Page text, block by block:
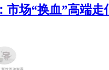
市场“换血”高端走